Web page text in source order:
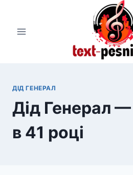
содержимому
ДІД ГЕНЕРАЛ
Дід Генерал
в 41 році